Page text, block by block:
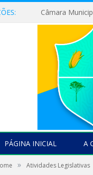
PÁGINA INICIAL A
» Atividades Legislativas